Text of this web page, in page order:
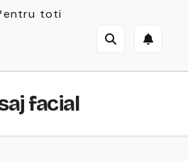
toti
facial